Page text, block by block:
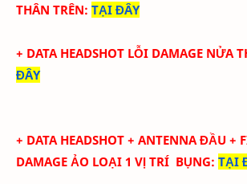
THÂN TRÊN: TẠI ĐÂY
+ DATA HEADSHOT LỖI DAMAGE NỬA
ĐÂY
+ DATA HEADSHOT + ANTENNA ĐẦU +
DAMAGE ẢO LOẠI 1 VỊ TRÍ BỤNG: TẠI